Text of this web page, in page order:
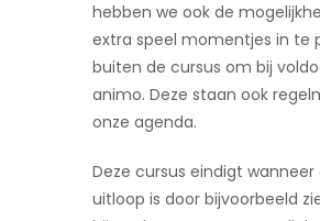
hebben we ook de
extra speel momentjes in te
buiten de cursus om bij
animo. Deze staan ook
onze agenda.
Deze cursus eindigt wanneer
uitloop is door bijvoorbeeld